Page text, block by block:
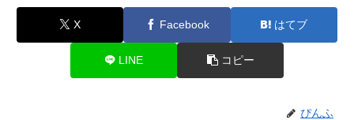
X Facebook はてブ
LINE コピー
ぴんふ